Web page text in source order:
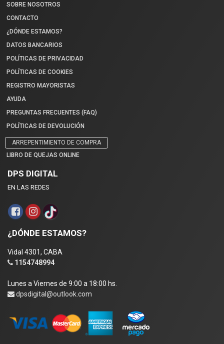
SOBRE NOSOTROS
CONTACTO
¿DÓNDE ESTAMOS?
DATOS BANCARIOS
POLÍTICAS DE PRIVACIDAD
POLÍTICAS DE COOKIES
REGISTRO MAYORISTAS
AYUDA
PREGUNTAS FRECUENTES (FAQ)
POLÍTICAS DE DEVOLUCIÓN
ARREPENTIMIENTO DE COMPRA
LIBRO DE QUEJAS ONLINE
DPS DIGITAL
EN LAS REDES
¿DÓNDE ESTAMOS?
Vidal 4301, CABA
1154748994
Lunes a Viernes de 9:00 a 18:00 hs.
dpsdigital@outlook.com